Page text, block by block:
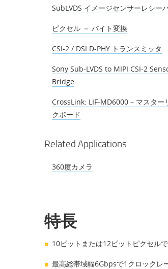
SubLVDS イメージセンサーレシー
ピクセル － バイト変換
CSI-2 / DSI D-PHY トランスミッタ
Sony Sub-LVDS to MIPI CSI-2
Bridge
CrossLink: LIF-MD6000 – マスター
クボード
Related Applications
360度カメラ
特長
10ビットまたは12ビットピクセル
最高総帯域幅6Gbpsで1クロックレ